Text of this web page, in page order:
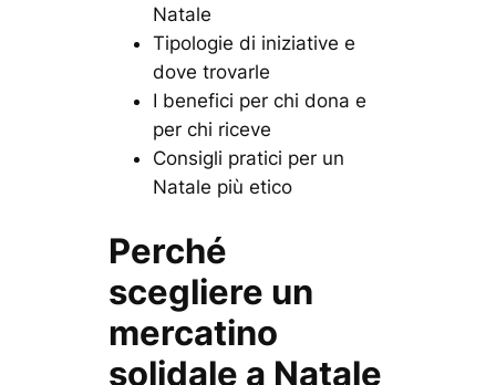
Natale
Tipologie di iniziative e
dove trovarle
I benefici per chi dona e
per chi riceve
Consigli pratici per un
Natale più etico
Perché
scegliere un
mercatino
solidale a Natale